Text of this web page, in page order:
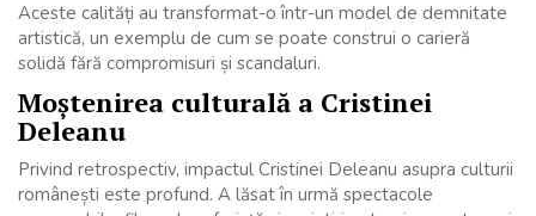
Aceste calități au transformat-o într-un model de demnitate
artistică, un exemplu de cum se poate construi o carieră
solidă fără compromisuri și scandaluri.
Moștenirea culturală a Cristinei
Deleanu
Privind retrospectiv, impactul Cristinei Deleanu asupra culturii
românești este profund. A lăsat în urmă spectacole